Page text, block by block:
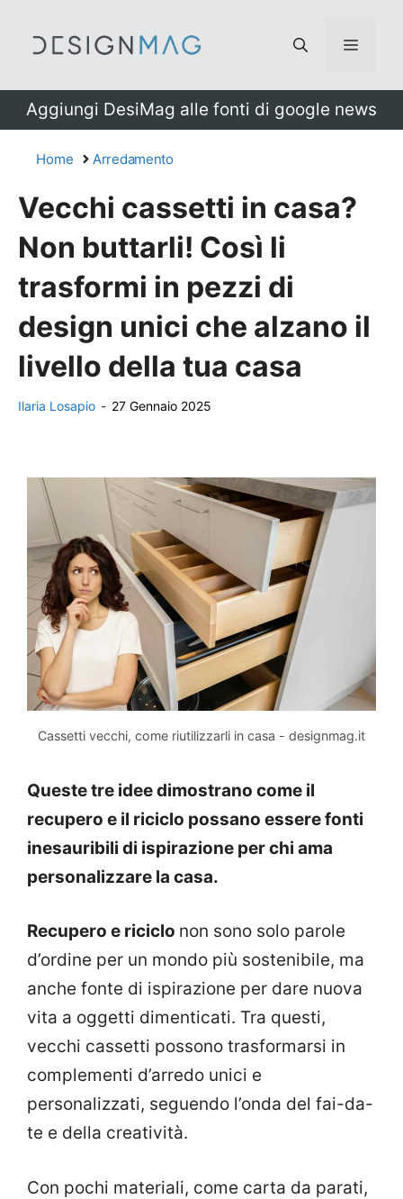
Menu
Aggiungi DesiMag alle fonti di google news
Home Arredamento
Vecchi cassetti in casa?
Non buttarli! Così li
trasformi in pezzi di
design unici che alzano il
livello della tua casa
Ilaria Losapio - 27 Gennaio 2025
Cassetti vecchi, come riutilizzarli in casa - designmag.it
Queste tre idee dimostrano come il
recupero e il riciclo possano essere fonti
inesauribili di ispirazione per chi ama
personalizzare la casa.
Recupero e riciclo non sono solo parole
d’ordine per un mondo più sostenibile, ma
anche fonte di ispirazione per dare nuova
vita a oggetti dimenticati. Tra questi,
vecchi cassetti possono trasformarsi in
complementi d’arredo unici e
personalizzati, seguendo l’onda del fai-da-
te e della creatività.
Con pochi materiali, come carta da parati,